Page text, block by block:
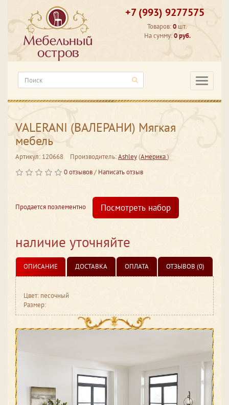
+7 (993) 9277575
Товаров:0 шт.
На сумму:0 руб.
VALERANI (ВАЛЕРАНИ) Мягкая
мебель
Артикул: 120668 Производитель:Ashley(Америка)
0 отзывов/ Написать отзыв
Продается поэлементно Посмотреть набор
наличие уточняйте
ОПИСАНИЕ ДОСТАВКА ОПЛАТА ОТЗЫВОВ (0)
Цвет: песочный
Размер: